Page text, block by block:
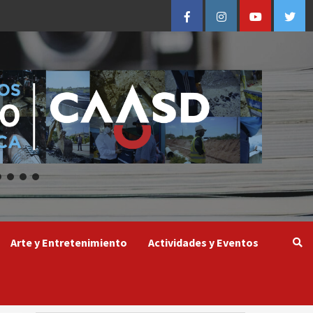
FacebookInstagramYoutube
Arte y Entretenimiento Actividades y Eventos